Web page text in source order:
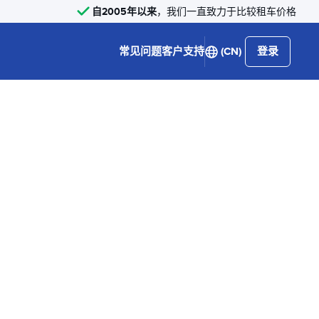
自2005年以来，我们一直致力于比较租车价格
常见问题客户支持 (CN) 登录